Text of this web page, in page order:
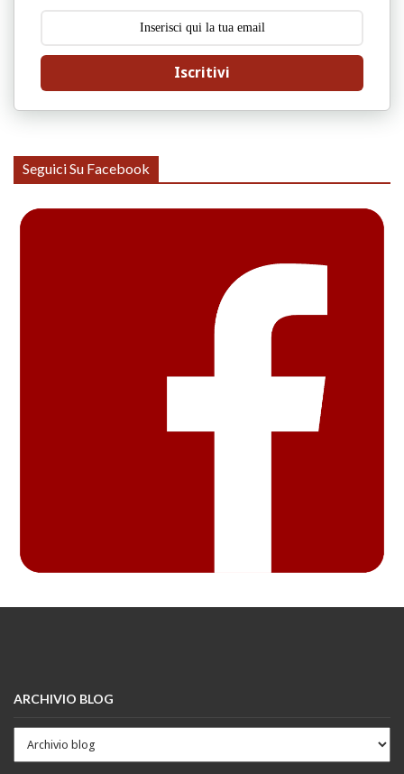
Iscritivi
Seguici Su Facebook
ARCHIVIO BLOG